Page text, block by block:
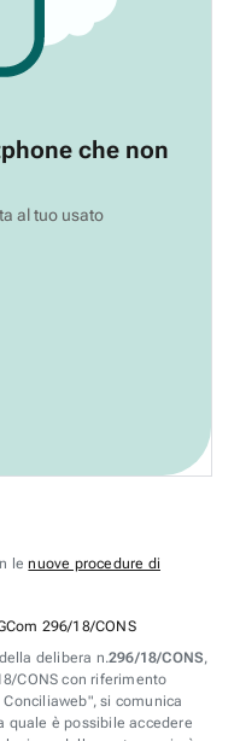
che non
al tuo usato
lenuove procedure di
296/18/CONS
delibera n.296/18/CONS,
CONS con riferimento
si comunica
quale è possibile accedere